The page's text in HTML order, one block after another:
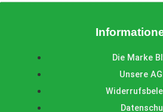
Die Marke
Unsere